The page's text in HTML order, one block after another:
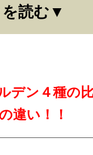
思えます。
を知る迄はず
読む
デン４種の
違い！！